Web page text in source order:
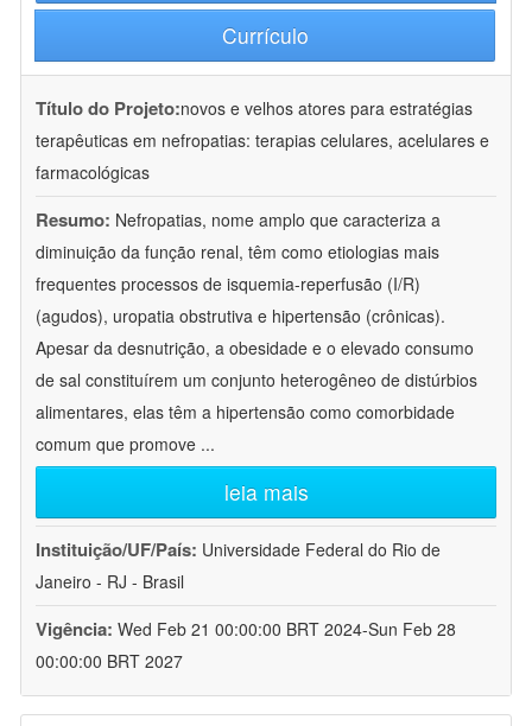
Currículo
Título do Projeto:novos e velhos atores para estratégias
terapêuticas em nefropatias: terapias celulares, acelulares e
farmacológicas
Resumo: Nefropatias, nome amplo que caracteriza a
diminuição da função renal, têm como etiologias mais
frequentes processos de isquemia-reperfusão (I/R)
(agudos), uropatia obstrutiva e hipertensão (crônicas).
Apesar da desnutrição, a obesidade e o elevado consumo
de sal constituírem um conjunto heterogêneo de distúrbios
alimentares, elas têm a hipertensão como comorbidade
comum que promove ...
leia mais
Instituição/UF/País: Universidade Federal do Rio de
Janeiro - RJ - Brasil
Vigência: Wed Feb 21 00:00:00 BRT 2024-Sun Feb 28
00:00:00 BRT 2027